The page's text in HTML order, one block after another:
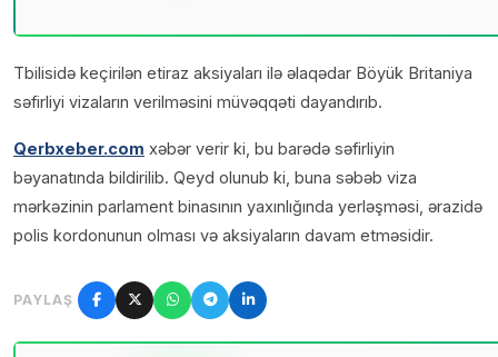
Tbilisidə keçirilən etiraz aksiyaları ilə əlaqədar Böyük Britaniya
səfirliyi vizaların verilməsini müvəqqəti dayandırıb.
Qerbxeber.com xəbər verir ki, bu barədə səfirliyin
bəyanatında bildirilib. Qeyd olunub ki, buna səbəb viza
mərkəzinin parlament binasının yaxınlığında yerləşməsi, ərazidə
polis kordonunun olması və aksiyaların davam etməsidir.
PAYLAŞ